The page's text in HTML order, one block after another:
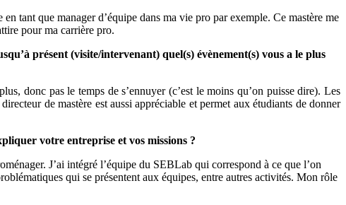
tant que manager d’équipe dans ma vie pro par exemple. Ce mastère me
pour ma carrière pro.
présent (visite/intervenant) quel(s) évènement(s) vous a le plus
donc pas le temps de s’ennuyer (c’est le moins qu’on puisse dire). Les
de mastère est aussi appréciable et permet aux étudiants de donner
votre entreprise et vos missions ?
J’ai intégré l’équipe du SEBLab qui correspond à ce que l’on
qui se présentent aux équipes, entre autres activités. Mon rôle